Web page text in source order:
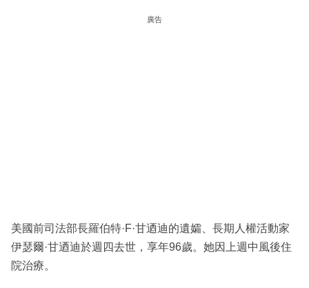
區
廣告
美國前司法部長羅伯特·F·甘迺迪的遺孀、長期人權活動家
伊瑟爾·甘迺迪於週四去世，享年96歲。她因上週中風後住
院治療。